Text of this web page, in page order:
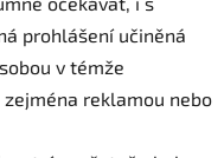
prohlášení učiněná
v témže
reklamou nebo